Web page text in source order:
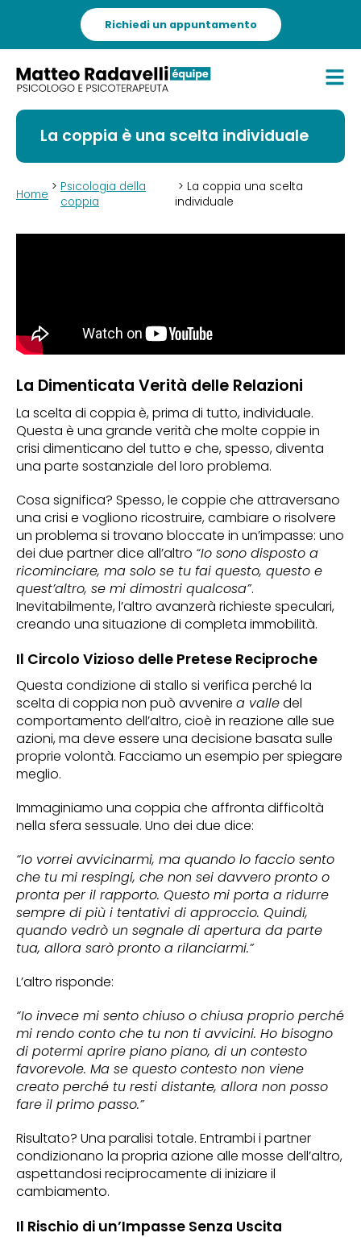
Richiedi un appuntamento
La coppia è una scelta individuale
Home > Psicologia della
coppia
> La coppia una scelta
individuale
La Dimenticata Verità delle Relazioni
La scelta di coppia è, prima di tutto, individuale.
Questa è una grande verità che molte coppie in
crisi dimenticano del tutto e che, spesso, diventa
una parte sostanziale del loro problema.
Cosa significa? Spesso, le coppie che attraversano
una crisi e vogliono ricostruire, cambiare o risolvere
un problema si trovano bloccate in un’impasse: uno
dei due partner dice all’altro “Io sono disposto a
ricominciare, ma solo se tu fai questo, questo e
quest’altro, se mi dimostri qualcosa”.
Inevitabilmente, l’altro avanzerà richieste speculari,
creando una situazione di completa immobilità.
Il Circolo Vizioso delle Pretese Reciproche
Questa condizione di stallo si verifica perché la
scelta di coppia non può avvenire a valledel
comportamento dell’altro, cioè in reazione alle sue
azioni, ma deve essere una decisione basata sulle
proprie volontà. Facciamo un esempio per spiegare
meglio.
Immaginiamo una coppia che affronta difficoltà
nella sfera sessuale. Uno dei due dice:
“Io vorrei avvicinarmi, ma quando lo faccio sento
che tu mi respingi, che non sei davvero pronto o
pronta per il rapporto. Questo mi porta a ridurre
sempre di più i tentativi di approccio. Quindi,
quando vedrò un segnale di apertura da parte
tua, allora sarò pronto a rilanciarmi.”
L’altro risponde:
“Io invece mi sento chiuso o chiusa proprio perché
mi rendo conto che tu non ti avvicini. Ho bisogno
di potermi aprire piano piano, di un contesto
favorevole. Ma se questo contesto non viene
creato perché tu resti distante, allora non posso
fare il primo passo.”
Risultato? Una paralisi totale. Entrambi i partner
condizionano la propria azione alle mosse dell’altro,
aspettandosi reciprocamente di iniziare il
cambiamento.
Il Rischio di un’Impasse Senza Uscita